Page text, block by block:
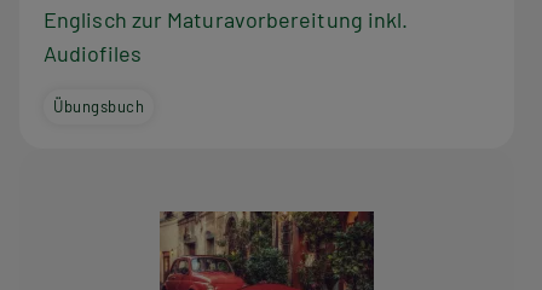
Englisch zur Maturavorbereitung inkl.
Audiofiles
Übungsbuch